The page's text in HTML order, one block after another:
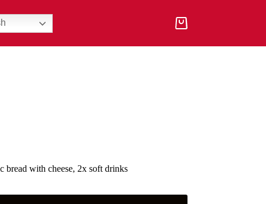
Carro
compra
with cheese, 2x soft drinks